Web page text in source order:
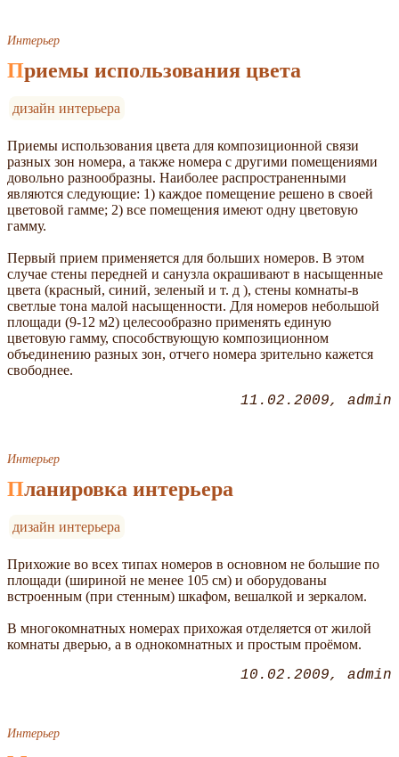
Интерьер
Приемы использования цвета
дизайн интерьера
Приемы использования цвета для композиционной связи
разных зон номера, а также номера с другими помещениями
довольно разнообразны. Наиболее распространенными
являются следующие: 1) каждое помещение решено в своей
цветовой гамме; 2) все помещения имеют одну цветовую
гамму.
Первый прием применяется для больших номеров. В этом
случае стены передней и санузла окрашивают в насыщенные
цвета (красный, синий, зеленый и т. д ), стены комнаты-в
светлые тона малой насыщенности. Для номеров небольшой
площади (9-12 м2) целесообразно применять единую
цветовую гамму, способствующую композиционном
объединению разных зон, отчего номера зрительно кажется
свободнее.
11.02.2009 admin
Интерьер
Планировка интерьера
дизайн интерьера
Прихожие во всех типах номеров в основном не большие по
площади (шириной не менее 105 см) и оборудованы
встроенным (при стенным) шкафом, вешалкой и зеркалом.
В многокомнатных номерах прихожая отделяется от жилой
комнаты дверью, а в однокомнатных и простым проёмом.
10.02.2009 admin
Интерьер